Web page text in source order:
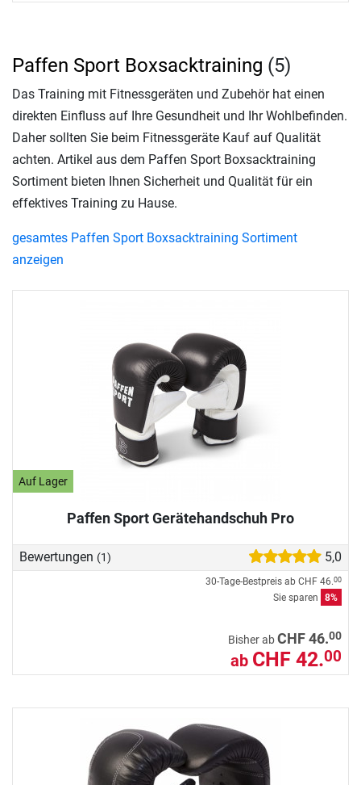
Auf Lager
Paffen Sport Gerätehandschuh Pro
Bewertungen (1) 5,0
30-Tage-Bestpreis ab CHF 46.00
Sie sparen 8%
Bisher abCHF 46.00
ab CHF 42.00
Paffen Sport Boxsacktraining (5)
Das Training mit Fitnessgeräten und Zubehör hat einen
direkten Einfluss auf Ihre Gesundheit und Ihr Wohlbefinden.
Daher sollten Sie beim Fitnessgeräte Kauf auf Qualität
achten. Artikel aus dem Paffen Sport Boxsacktraining
Sortiment bieten Ihnen Sicherheit und Qualität für ein
effektives Training zu Hause.
gesamtes Paffen Sport Boxsacktraining Sortiment
anzeigen